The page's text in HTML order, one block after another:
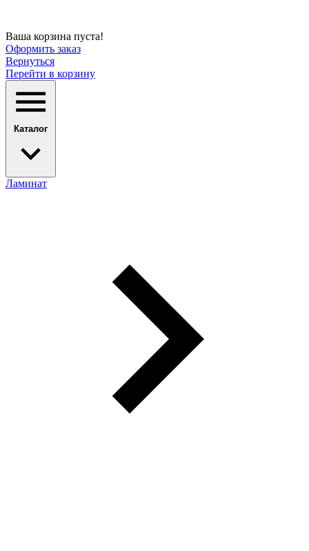
Ваша корзина пуста!
Оформить заказ
Вернуться
Перейти в корзину
Каталог
Ламинат